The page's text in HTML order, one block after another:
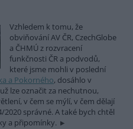
Vzhledem k tomu, že
obviňování AV ČR, CzechGlobe
a ČHMÚ z rozvracení
funkčnosti ČR a podvodů,
které jsme mohli v poslední
a Pokorného, dosáhlo v
lze označit za nechutnou,
v čem se mýlí, v čem dělají
správné. A také bych chtěl
a připomínky.